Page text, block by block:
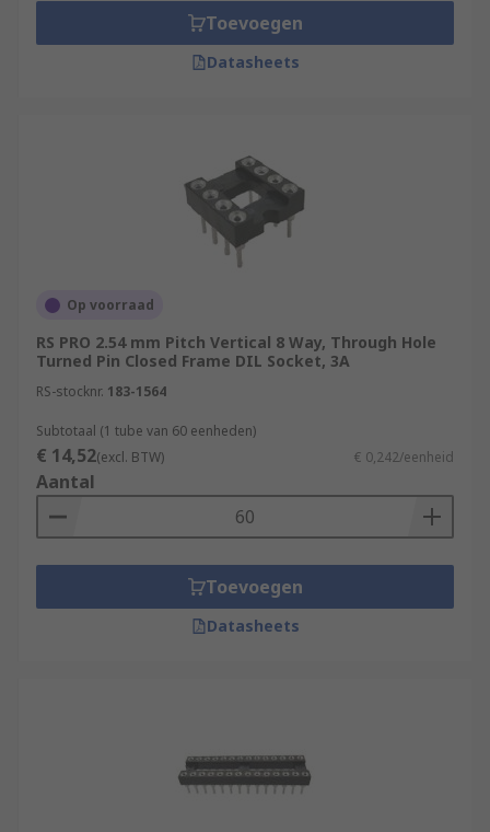
of overheating which can happen during
Toevoegen
Datasheets
Op voorraad
RS PRO 2.54 mm Pitch Vertical 8 Way, Through Hole
Turned Pin Closed Frame DIL Socket, 3A
RS-stocknr. 183-1564
Subtotaal (1 tube van 60 eenheden)
€ 14,52(excl. BTW) € 0,242/eenheid
Aantal
Toevoegen
Datasheets